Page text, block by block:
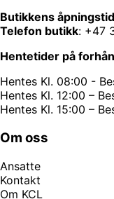
Butikkens
Telefon butikk: +47
Hentetider på
Hentes Kl. 08:00 -
Hentes Kl. 12:00 –
Hentes Kl. 15:00 –
Om oss
Ansatte
Kontakt
Om KCL